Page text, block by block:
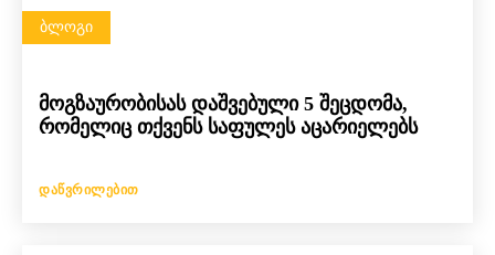
ᲑᲚᲝᲒᲘ
მოგზაურობისას დაშვებული 5 შეცდომა,
რომელიც თქვენს საფულეს აცარიელებს
ᲓᲐᲬᲕᲠᲘᲚᲔᲑᲘᲗ